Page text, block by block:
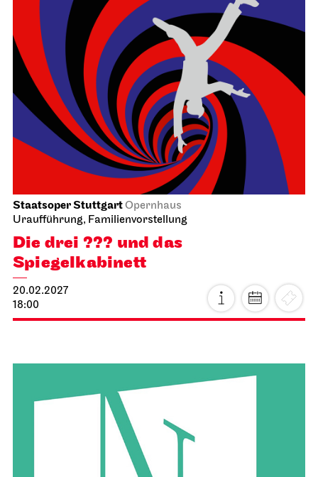
Staatsoper StuttgartOpernhaus
Uraufführung, Familienvorstellung
Die drei ??? und das
Spiegelkabinett
20.02.2027
18:00